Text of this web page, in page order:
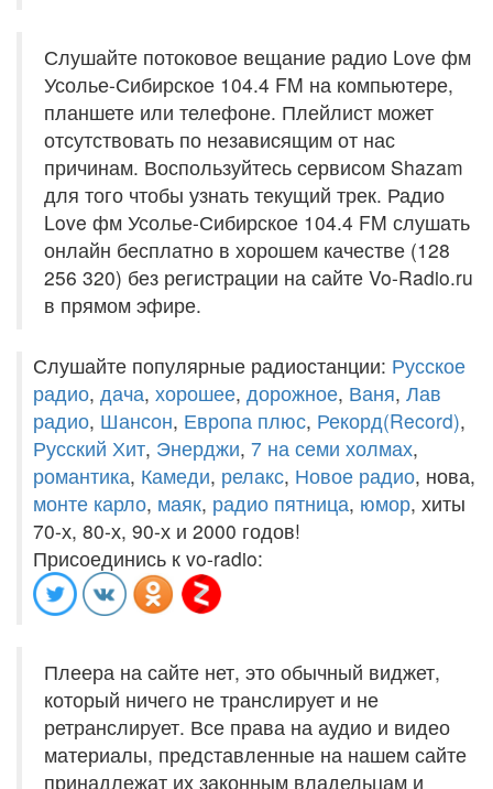
Слушайте потоковое вещание радио Love фм
Усолье-Сибирское 104.4 FM на компьютере,
планшете или телефоне. Плейлист может
отсутствовать по независящим от нас
причинам. Воспользуйтесь сервисом Shazam
для того чтобы узнать текущий трек. Радио
Love фм Усолье-Сибирское 104.4 FM слушать
онлайн бесплатно в хорошем качестве (128
256 320) без регистрации на сайте Vo-Radio.ru
в прямом эфире.
Слушайте популярные радиостанции: Русское
радио, дача, хорошее, дорожное, Ваня, Лав
радио, Шансон, Европа плюс, Рекорд(Record),
Русский Хит, Энерджи, 7 на семи холмах,
романтика, Камеди, релакс, Новое радио, нова,
монте карло, маяк, радио пятница, юмор, хиты
70-х, 80-х, 90-х и 2000 годов!
Присоединись к vo-radio:
Плеера на сайте нет, это обычный виджет,
который ничего не транслирует и не
ретранслирует. Все права на аудио и видео
материалы, представленные на нашем сайте
принадлежат их законным владельцам и